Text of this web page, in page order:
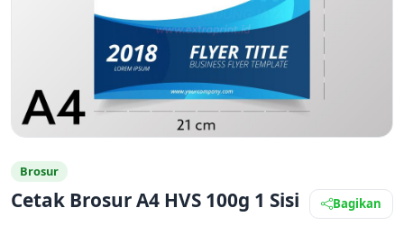
Brosur
Cetak Brosur A4 HVS 100g 1 Sisi Bagikan